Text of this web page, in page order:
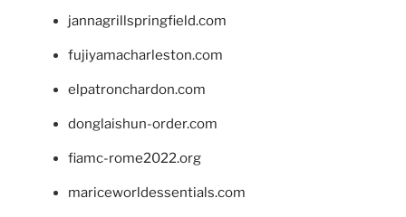
jannagrillspringfield.com
fujiyamacharleston.com
elpatronchardon.com
donglaishun-order.com
fiamc-rome2022.org
mariceworldessentials.com